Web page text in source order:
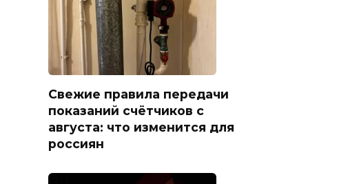
Свежие правила передачи
показаний счётчиков с
августа: что изменится для
россиян